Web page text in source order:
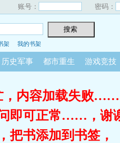
账号： 密码：
架 我的书架
历史军事 都市重生 游戏竞技
，内容加载失败……
即可正常……，谢
把书添加到书签，